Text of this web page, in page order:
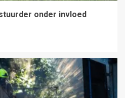
onder invloed